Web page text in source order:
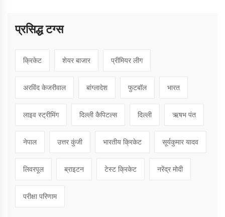
प्रसिद्ध टग्स
क्रिकेट शेयर बाजार प्रीमियर लीग
अरविंद केजरीवाल बांग्लादेश फुटबॉल भारत
लाइव स्ट्रीमिंग दिल्ली कैपिटल्स दिल्ली ऋषभ पंत
नेपाल उत्तर कुंजी भारतीय क्रिकेट सूर्यकुमार यादव
लिवरपूल ब्राइटन टेस्ट क्रिकेट नरेंद्र मोदी
परीक्षा परिणाम